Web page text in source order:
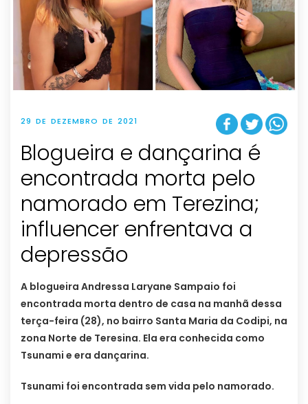
29 DE DEZEMBRO DE 2021
Blogueira e dançarina é
encontrada morta pelo
namorado em Terezina;
influencer enfrentava a
depressão
A blogueira Andressa Laryane Sampaio foi
encontrada morta dentro de casa na manhã dessa
terça-feira (28), no bairro Santa Maria da Codipi, na
zona Norte de Teresina. Ela era conhecida como
Tsunami e era dançarina.
Tsunami foi encontrada sem vida pelo namorado.